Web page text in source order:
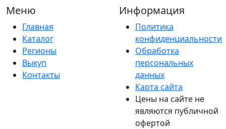
Меню
Главная
Каталог
Регионы
Выкуп
Контакты
Информация
Политика
конфиденциальности
Обработка
персональных
данных
Карта сайта
Цены на сайте не
являются публичной
офертой